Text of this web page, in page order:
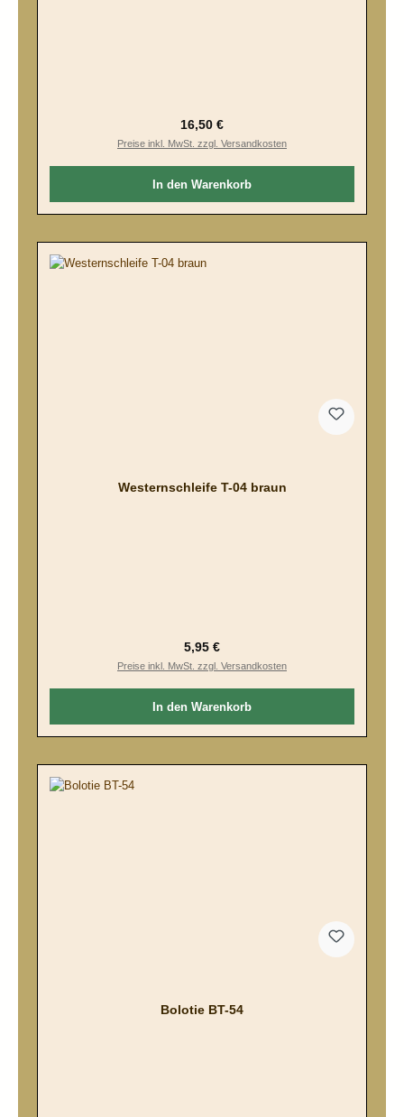
Regulärer Preis:
16,50 €
Preise inkl. MwSt. zzgl. Versandkosten
In den Warenkorb
Westernschleife T-04 braun
Regulärer Preis:
5,95 €
Preise inkl. MwSt. zzgl. Versandkosten
In den Warenkorb
Bolotie BT-54